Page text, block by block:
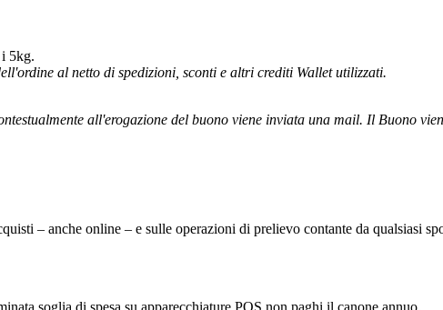
5kg.
al netto di spedizioni, sconti e altri crediti Wallet utilizzati.
all'erogazione del buono viene inviata una mail. Il Buono
– anche online – e sulle operazioni di prelievo contante da qualsiasi